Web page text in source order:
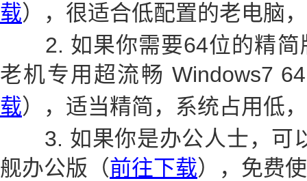
载），很适合低配置的老电脑
2. 如果你需要64位的精简
老机专用超流畅 Windows7
载），适当精简，系统占用低
3. 如果你是办公人士，可
舰办公版（前往下载），免费